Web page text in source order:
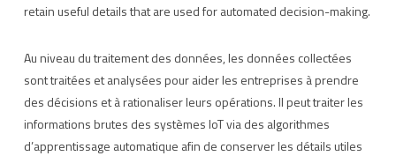
retain useful details that are used for automated decision-making.
Au niveau du traitement des données, les données collectées
sont traitées et analysées pour aider les entreprises à prendre
des décisions et à rationaliser leurs opérations. Il peut traiter les
informations brutes des systèmes IoT via des algorithmes
d’apprentissage automatique afin de conserver les détails utiles